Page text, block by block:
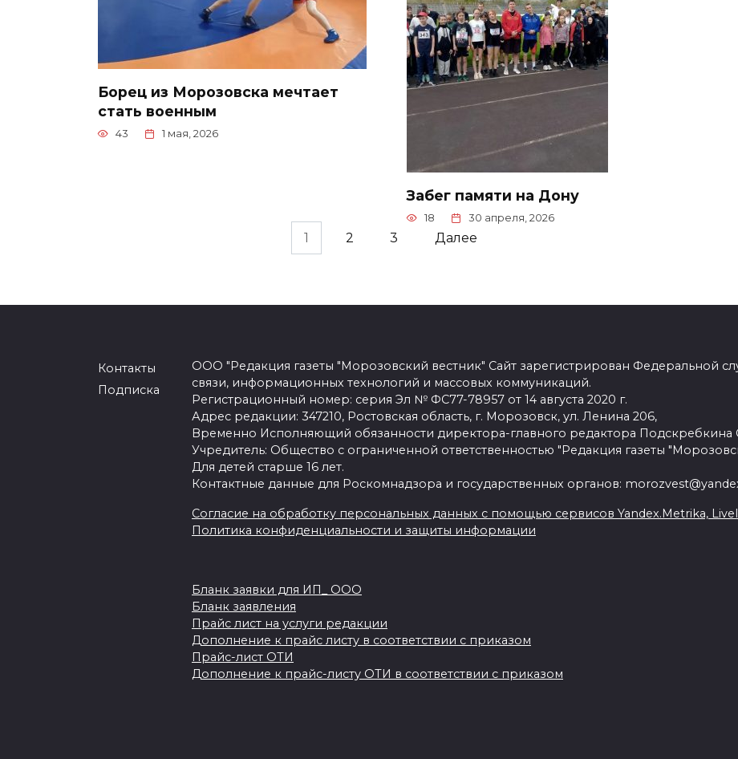
Борец из Морозовска мечтает
стать военным
43 1 мая, 2026
Забег памяти на Дону
18 30 апреля, 2026
1 2 3 Далее
Контакты
Подписка
ООО "Редакция газеты "Морозовский вестник" Сайт зарегистрирован Федеральной
связи, информационных технологий и массовых коммуникаций.
Регистрационный номер: серия Эл № ФС77-78957 от 14 августа 2020 г.
Адрес редакции: 347210, Ростовская область, г. Морозовск, ул. Ленина 206,
Временно Исполняющий обязанности директора-главного редактора Подскребкина
Учредитель: Общество с ограниченной ответственностью "Редакция газеты
Для детей старше 16 лет.
Контактные данные для Роскомнадзора и государственных органов:
Согласие на обработку персональных данных с помощью сервисов Yandex.Metrika,
Политика конфиденциальности и защиты информации
Бланк заявки для ИП_ ООО
Бланк заявления
Прайс лист на услуги редакции
Дополнение к прайс листу в соответствии с приказом
Прайс-лист ОТИ
Дополнение к прайс-листу ОТИ в соответствии с приказом